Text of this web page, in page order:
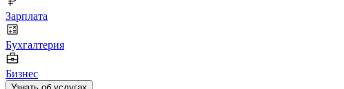
Зарплата
Бухгалтерия
Бизнес